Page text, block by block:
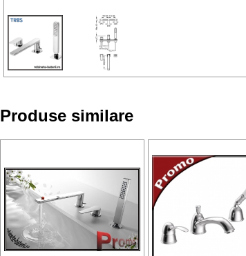
Produse similare